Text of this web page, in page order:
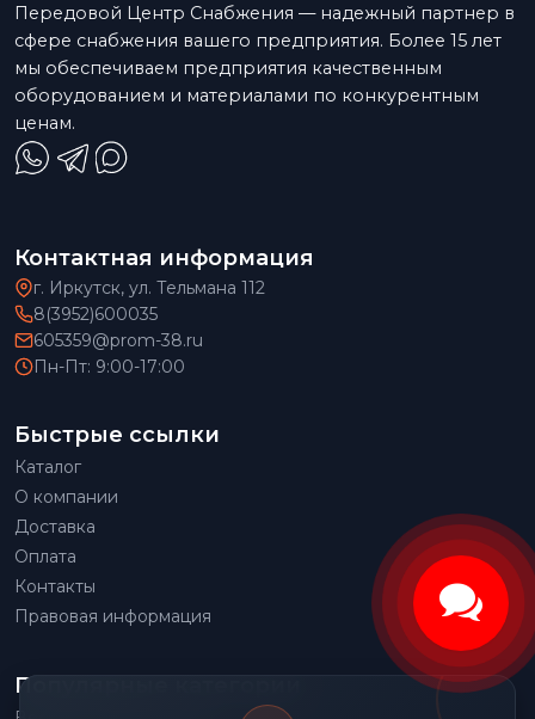
Передовой Центр Снабжения — надежный партнер в
сфере снабжения вашего предприятия. Более 15 лет
мы обеспечиваем предприятия качественным
оборудованием и материалами по конкурентным
ценам.
Контактная информация
г. Иркутск, ул. Тельмана 112
8(3952)600035
605359@prom-38.ru
Пн-Пт: 9:00-17:00
Быстрые ссылки
Каталог
О компании
Доставка
Оплата
Контакты
Правовая информация
Популярные категории